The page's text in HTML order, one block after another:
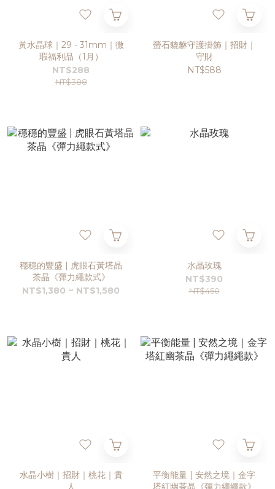
黃水晶球｜29 - 31mm｜微
瑕福利品（1月）
NT$288
NT$388
螢石貔貅守護掛飾｜招財｜
守財
NT$588
穩穩的豐盛 | 虎眼石黃塔晶
茶晶《彈力繩款式》
NT$1,380 ~ NT$1,580
水晶玫瑰
NT$390
NT$450
水晶小樹｜招財｜桃花｜貴
人
平衡能量 | 安然之境｜金字
塔紅幽茶晶《彈力繩繩款》